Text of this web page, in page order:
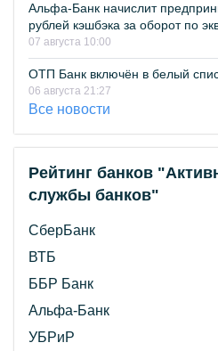
Альфа-Банк начислит
рублей кэшбэка за оборот по
07 августа 10:00
ОТП Банк включён в белый
06 августа 21:27
Все новости
Рейтинг банков
службы банков"
СберБанк
ВТБ
ББР Банк
Альфа-Банк
УБРиР